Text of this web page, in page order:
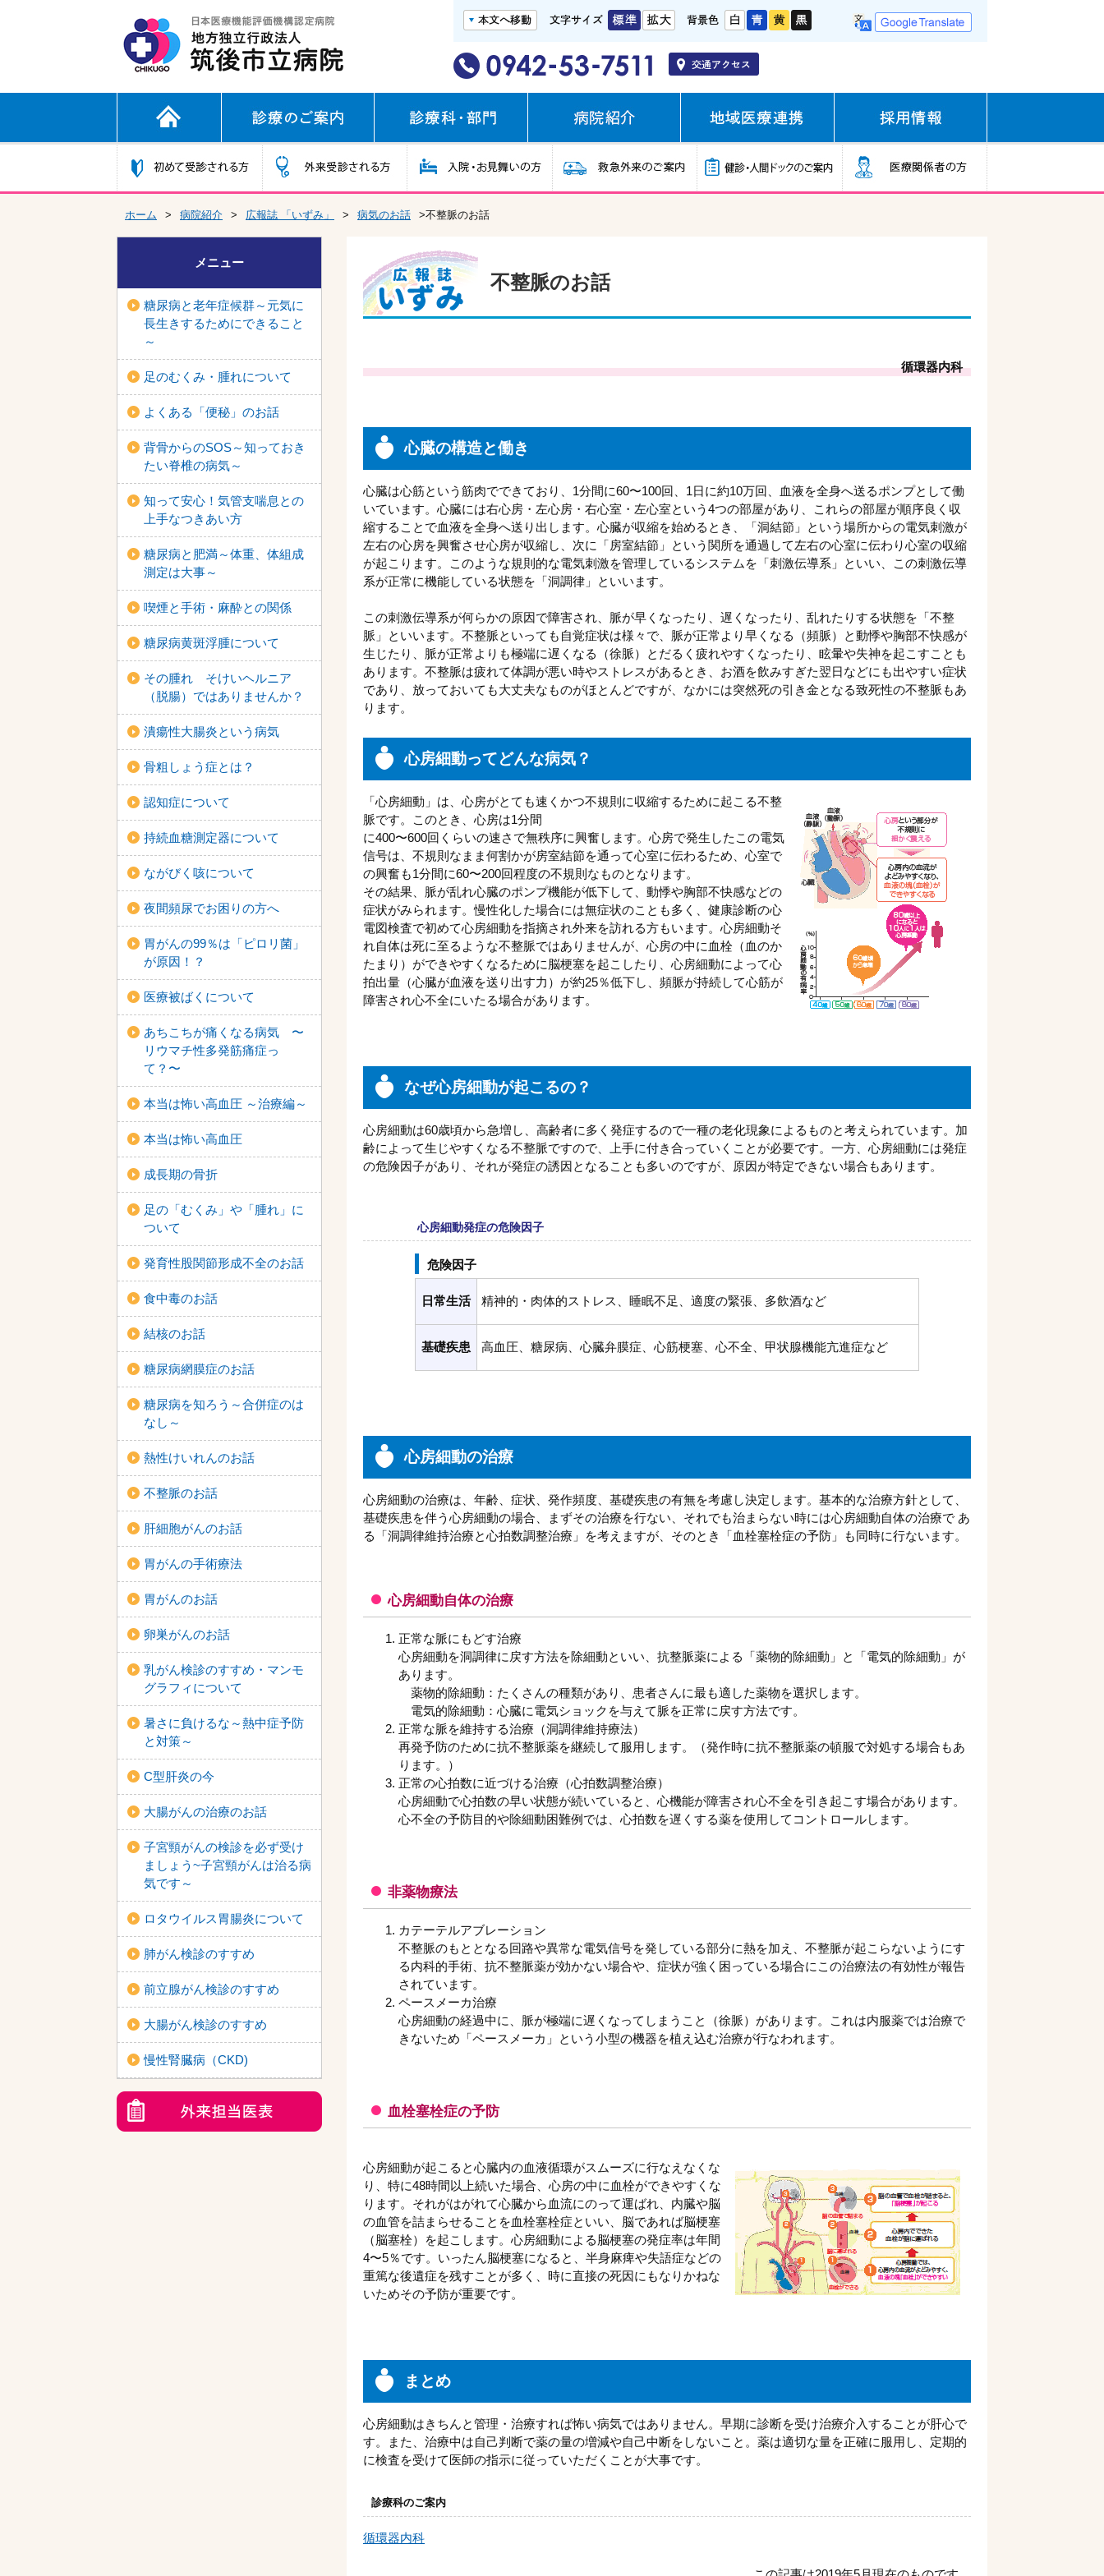
ホーム > 病院紹介 > 広報誌 「いずみ」 > 病気のお話 >不整脈のお話
メニュー
糖尿病と老年症候群～元気に
長生きするためにできること
～
足のむくみ・腫れについて
よくある「便秘」のお話
背骨からのSOS～知っておき
たい脊椎の病気～
知って安心！気管支喘息との
上手なつきあい方
糖尿病と肥満～体重、体組成
測定は大事～
喫煙と手術・麻酔との関係
糖尿病黄斑浮腫について
その腫れ そけいヘルニア
（脱腸）ではありませんか？
潰瘍性大腸炎という病気
骨粗しょう症とは？
認知症について
持続血糖測定器について
ながびく咳について
夜間頻尿でお困りの方へ
胃がんの99％は「ピロリ菌」
が原因！？
医療被ばくについて
あちこちが痛くなる病気 〜
リウマチ性多発筋痛症っ
て？〜
本当は怖い高血圧 ～治療編～
本当は怖い高血圧
成長期の骨折
足の「むくみ」や「腫れ」に
ついて
発育性股関節形成不全のお話
食中毒のお話
結核のお話
糖尿病網膜症のお話
糖尿病を知ろう～合併症のは
なし～
熱性けいれんのお話
不整脈のお話
肝細胞がんのお話
胃がんの手術療法
胃がんのお話
卵巣がんのお話
乳がん検診のすすめ・マンモ
グラフィについて
暑さに負けるな～熱中症予防
と対策～
C型肝炎の今
大腸がんの治療のお話
子宮頸がんの検診を必ず受け
ましょう~子宮頸がんは治る病
気です～
ロタウイルス胃腸炎について
肺がん検診のすすめ
前立腺がん検診のすすめ
大腸がん検診のすすめ
慢性腎臓病（CKD)
不整脈のお話
循環器内科
心臓の構造と働き
心臓は心筋という筋肉でできており、1分間に60〜100回、1日に約10万回、血液を全身へ送るポンプとして働
いています。心臓には右心房・左心房・右心室・左心室という4つの部屋があり、これらの部屋が順序良く収
縮することで血液を全身へ送り出します。心臓が収縮を始めるとき、「洞結節」という場所からの電気刺激が
左右の心房を興奮させ心房が収縮し、次に「房室結節」という関所を通過して左右の心室に伝わり心室の収縮
が起こります。このような規則的な電気刺激を管理しているシステムを「刺激伝導系」といい、この刺激伝導
系が正常に機能している状態を「洞調律」といいます。
この刺激伝導系が何らかの原因で障害され、脈が早くなったり、遅くなったり、乱れたりする状態を「不整
脈」といいます。不整脈といっても自覚症状は様々で、脈が正常より早くなる（頻脈）と動悸や胸部不快感が
生じたり、脈が正常よりも極端に遅くなる（徐脈）とだるく疲れやすくなったり、眩暈や失神を起こすことも
あります。不整脈は疲れて体調が悪い時やストレスがあるとき、お酒を飲みすぎた翌日などにも出やすい症状
であり、放っておいても大丈夫なものがほとんどですが、なかには突然死の引き金となる致死性の不整脈もあ
ります。
心房細動ってどんな病気？
「心房細動」は、心房がとても速くかつ不規則に収縮するために起こる不整
脈です。このとき、心房は1分間
に400〜600回くらいの速さで無秩序に興奮します。心房で発生したこの電気
信号は、不規則なまま何割かが房室結節を通って心室に伝わるため、心室で
の興奮も1分間に60〜200回程度の不規則なものとなります。
その結果、脈が乱れ心臓のポンプ機能が低下して、動悸や胸部不快感などの
症状がみられます。慢性化した場合には無症状のことも多く、健康診断の心
電図検査で初めて心房細動を指摘され外来を訪れる方もいます。心房細動そ
れ自体は死に至るような不整脈ではありませんが、心房の中に血栓（血のか
たまり）ができやすくなるために脳梗塞を起こしたり、心房細動によって心
拍出量（心臓が血液を送り出す力）が約25％低下し、頻脈が持続して心筋が
障害され心不全にいたる場合があります。
なぜ心房細動が起こるの？
心房細動は60歳頃から急増し、高齢者に多く発症するので一種の老化現象によるものと考えられています。加
齢によって生じやすくなる不整脈ですので、上手に付き合っていくことが必要です。一方、心房細動には発症
の危険因子があり、それが発症の誘因となることも多いのですが、原因が特定できない場合もあります。
心房細動発症の危険因子
危険因子
日常生活 精神的・肉体的ストレス、睡眠不足、適度の緊張、多飲酒など
基礎疾患 高血圧、糖尿病、心臓弁膜症、心筋梗塞、心不全、甲状腺機能亢進症など
心房細動の治療
心房細動の治療は、年齢、症状、発作頻度、基礎疾患の有無を考慮し決定します。基本的な治療方針として、
基礎疾患を伴う心房細動の場合、まずその治療を行ない、それでも治まらない時には心房細動自体の治療で あ
る「洞調律維持治療と心拍数調整治療」を考えますが、そのとき「血栓塞栓症の予防」も同時に行ないます。
心房細動自体の治療
正常な脈にもどす治療
心房細動を洞調律に戻す方法を除細動といい、抗整脈薬による「薬物的除細動」と「電気的除細動」が
あります。
薬物的除細動：たくさんの種類があり、患者さんに最も適した薬物を選択します。
電気的除細動：心臓に電気ショックを与えて脈を正常に戻す方法です。
正常な脈を維持する治療（洞調律維持療法）
再発予防のために抗不整脈薬を継続して服用します。（発作時に抗不整脈薬の頓服で対処する場合もあ
ります。）
正常の心拍数に近づける治療（心拍数調整治療）
心房細動で心拍数の早い状態が続いていると、心機能が障害され心不全を引き起こす場合があります。
心不全の予防目的や除細動困難例では、心拍数を遅くする薬を使用してコントロールします。
非薬物療法
カテーテルアブレーション
不整脈のもととなる回路や異常な電気信号を発している部分に熱を加え、不整脈が起こらないようにす
る内科的手術、抗不整脈薬が効かない場合や、症状が強く困っている場合にこの治療法の有効性が報告
されています。
ペースメーカ治療
心房細動の経過中に、脈が極端に遅くなってしまうこと（徐脈）があります。これは内服薬では治療で
きないため「ペースメーカ」という小型の機器を植え込む治療が行なわれます。
血栓塞栓症の予防
心房細動が起こると心臓内の血液循環がスムーズに行なえなくな
り、特に48時間以上続いた場合、心房の中に血栓ができやすくな
ります。それがはがれて心臓から血流にのって運ばれ、内臓や脳
の血管を詰まらせることを血栓塞栓症といい、脳であれば脳梗塞
（脳塞栓）を起こします。心房細動による脳梗塞の発症率は年間
4〜5％です。いったん脳梗塞になると、半身麻痺や失語症などの
重篤な後遺症を残すことが多く、時に直接の死因にもなりかねな
いためその予防が重要です。
まとめ
心房細動はきちんと管理・治療すれば怖い病気ではありません。早期に診断を受け治療介入することが肝心で
す。また、治療中は自己判断で薬の量の増減や自己中断をしないこと。薬は適切な量を正確に服用し、定期的
に検査を受けて医師の指示に従っていただくことが大事です。
診療科のご案内
循環器内科